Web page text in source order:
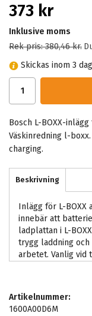
373 kr
Inklusive moms
Rek pris:380,46 kr.
Skickas inom 3
Bosch L-BOXX-
Väskinredning l-
charging.
Beskrivning
Inlägg för L-BOXX
innebär att
ladplattan i L-
trygg laddning
arbetet. Vanlig vid
Artikelnummer:
1600A00D6M